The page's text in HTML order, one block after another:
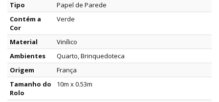
Tipo
Papel de Parede
Contém a
Cor
Verde
Material
Vinílico
Ambientes
Quarto, Brinquedoteca
Origem
França
Tamanho do
Rolo
10m x 0.53m